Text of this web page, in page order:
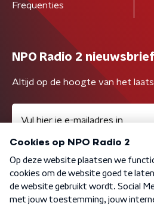
Frequenties
NPO Radio 2 nieuwsbrief
Altijd op de hoogte van het
Algemene voorwaarden